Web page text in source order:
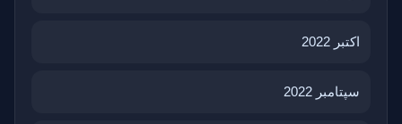
اکتبر 2022
سپتامبر 2022